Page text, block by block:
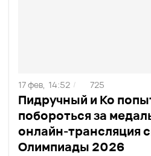
Пидручный и Ко
побороться за
онлайн-трансляция
Олимпиады 2026
17 фев, 14:52 / 725